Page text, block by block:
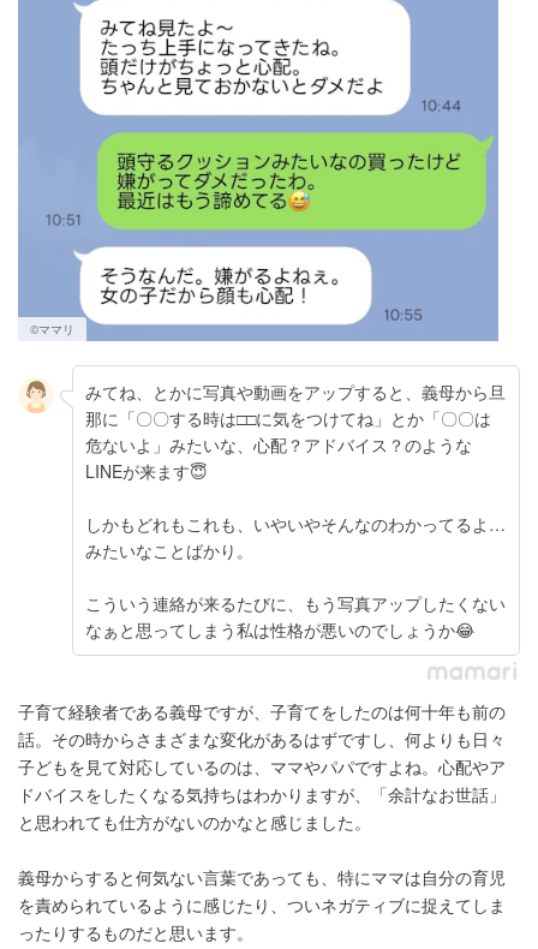
©︎ママリ
みてね、とかに写真や動画をアップすると、義母から旦
那に「〇〇する時は□□に気をつけてね」とか「〇〇は
危ないよ」みたいな、心配？アドバイス？のような
LINEが来ます😇
しかもどれもこれも、いやいやそんなのわかってるよ…
みたいなことばかり。
こういう連絡が来るたびに、もう写真アップしたくない
なぁと思ってしまう私は性格が悪いのでしょうか😂
子育て経験者である義母ですが、子育てをしたのは何十年も前の
話。その時からさまざまな変化があるはずですし、何よりも日々
子どもを見て対応しているのは、ママやパパですよね。心配やア
ドバイスをしたくなる気持ちはわかりますが、「余計なお世話」
と思われても仕方がないのかなと感じました。
義母からすると何気ない言葉であっても、特にママは自分の育児
を責められているように感じたり、ついネガティブに捉えてしま
ったりするものだと思います。